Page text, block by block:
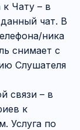
Чату – в
чат. В
ника
снимает с
Слушателя
связи – в
к
Услуга по